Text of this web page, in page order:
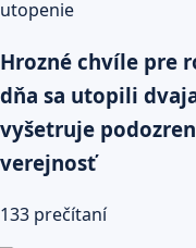
Hrozné chvíle pre
dňa sa utopili
vyšetruje
verejnosť
133 prečítaní